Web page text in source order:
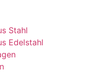
Stahl
Edelstahl